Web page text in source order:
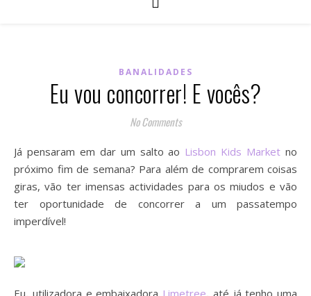
BANALIDADES
Eu vou concorrer! E vocês?
No Comments
Já pensaram em dar um salto ao Lisbon Kids Marketno
próximo fim de semana? Para além de comprarem coisas
giras, vão ter imensas actividades para os miudos e vão
ter oportunidade de concorrer a um passatempo
imperdível!
Eu, utilizadora e embaixadora Limetree, até já tenho uma